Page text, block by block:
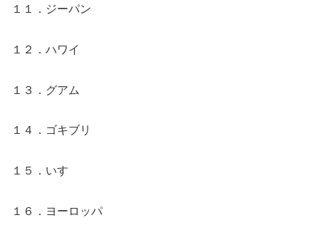
１１．ジーパン
１２．ハワイ
１３．グアム
１４．ゴキブリ
１５．いす
１６．ヨーロッパ